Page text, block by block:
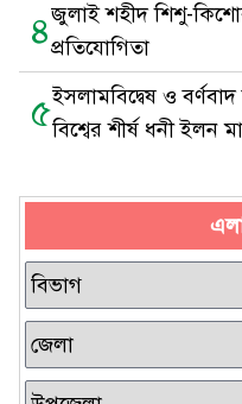
৪জুলাই শহীদ শিশু-
প্রতিযোগিতা
৫ইসলামবিদ্বেষ ও
বিশ্বের শীর্ষ ধনী ইলন